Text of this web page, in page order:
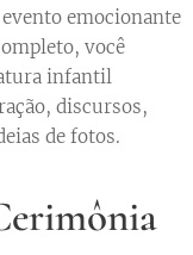
emocionante
você
infantil
discursos,
de fotos.